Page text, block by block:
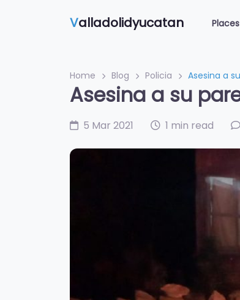
Valladolidyucatan Places
Home Blog Policia Asesina a
Asesina a su
5 Mar 2021 1 min read